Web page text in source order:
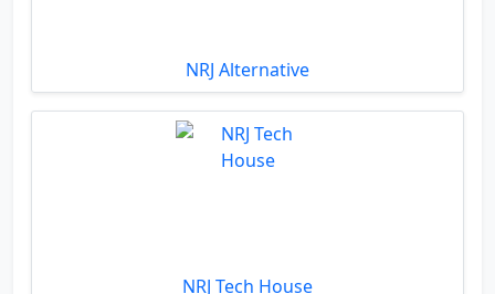
NRJ Alternative
NRJ Tech House